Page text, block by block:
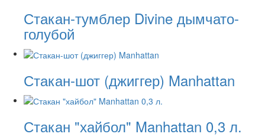
Стакан-тумблер Divine дымчато-
голубой
Стакан-шот (джиггер) Manhattan
Стакан "хайбол" Manhattan 0,3 л.